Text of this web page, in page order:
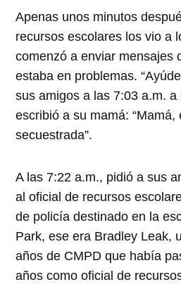
Apenas unos minutos
recursos escolares los vio a
comenzó a enviar mensajes
estaba en problemas.
sus amigos a las 7:03 a.m.
escribió a su mamá: “Mamá,
secuestrada”.
A las 7:22 a.m., pidió a sus
al oficial de recursos
de policía destinado en la
Park, ese era Bradley Leak,
años de CMPD que había
años como oficial de